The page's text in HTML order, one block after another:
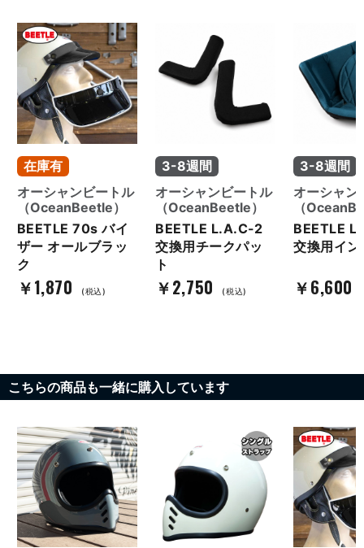
お買い物を続ける カートへ進む
在庫有
オーシャンビートル
（OceanBeetle）
BEETLE 70s バイ
ザー オールブラッ
ク
￥1,870 (税込)
3-8週間
オーシャンビートル
（OceanBeetle）
BEETLE L.A.C-2
交換用チークパッ
ト
￥2,750 (税込)
3-8週間
オーシャン
（
BEETLE
交換用イン
￥6,600
こちらの商品も一緒に購入しています